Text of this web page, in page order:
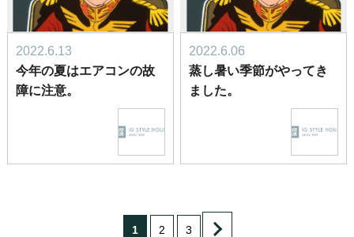
2022.6.13
今年の夏はエアコンの故
障に注意。
2022.6.06
蒸し暑い季節がやってき
ました。
1 2 3